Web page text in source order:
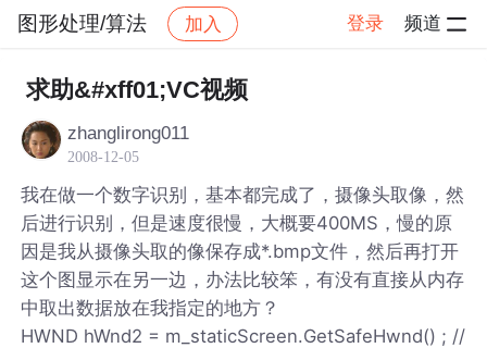
图形处理/算法 加入 登录 频道
社区 图形处理/算法 帖子详情
求助&#xff01;VC视频
zhanglirong011
2008-12-05
我在做一个数字识别，基本都完成了，摄像头取像，然
后进行识别，但是速度很慢，大概要400MS，慢的原
因是我从摄像头取的像保存成*.bmp文件，然后再打开
这个图显示在另一边，办法比较笨，有没有直接从内存
中取出数据放在我指定的地方？
HWND hWnd2 = m_staticScreen.GetSafeHwnd() ; //